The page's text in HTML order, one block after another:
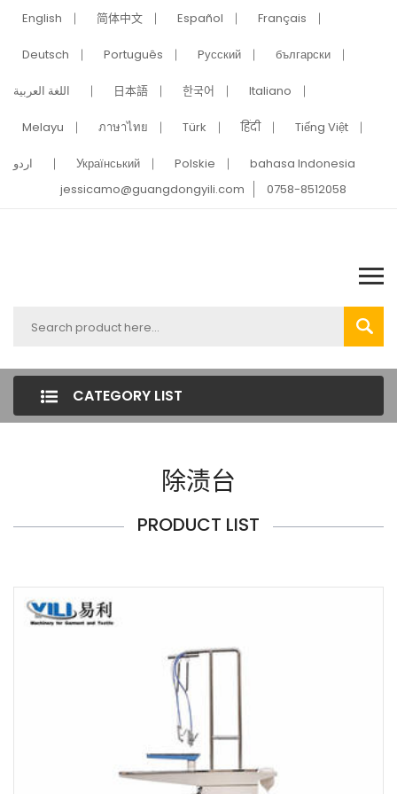
English 简体中文 Español Français
Deutsch Português Pусский български
اللغة العربية 日本語 한국어 Italiano
Melayu ภาษาไทย Türk हिंदी Tiếng Việt
اردو Український Polskie
bahasa Indonesia
jessicamo@guangdongyili.com
0758-8512058
CATEGORY LIST
除渍台
PRODUCT LIST